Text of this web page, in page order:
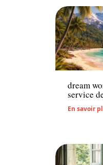
Voyage
dream
service
En savoir